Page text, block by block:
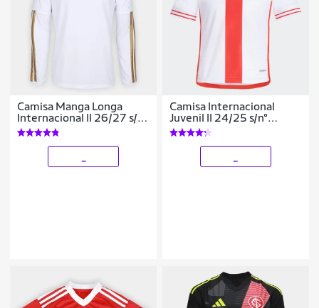
Camisa Manga Longa
Internacional II 26/27 s/n
Torcedor Adidas
Masculina
Camisa Internacional
Juvenil II 24/25 s/n°
Torcedor Adidas
Masculina